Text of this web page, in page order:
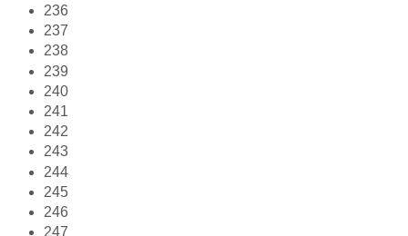
236
237
238
239
240
241
242
243
244
245
246
247